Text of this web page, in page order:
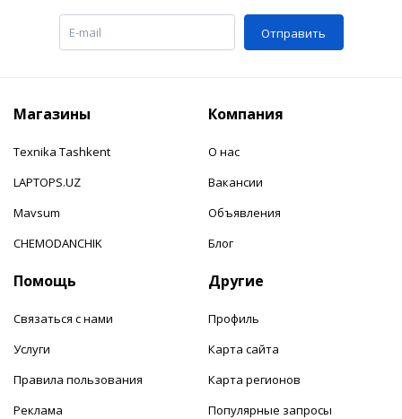
Отправить
Магазины
Texnika Tashkent
LAPTOPS.UZ
Mavsum
CHEMODANCHIK
Компания
О нас
Вакансии
Объявления
Блог
Помощь
Связаться с нами
Услуги
Правила пользования
Реклама
Другие
Профиль
Карта сайта
Карта регионов
Популярные запросы